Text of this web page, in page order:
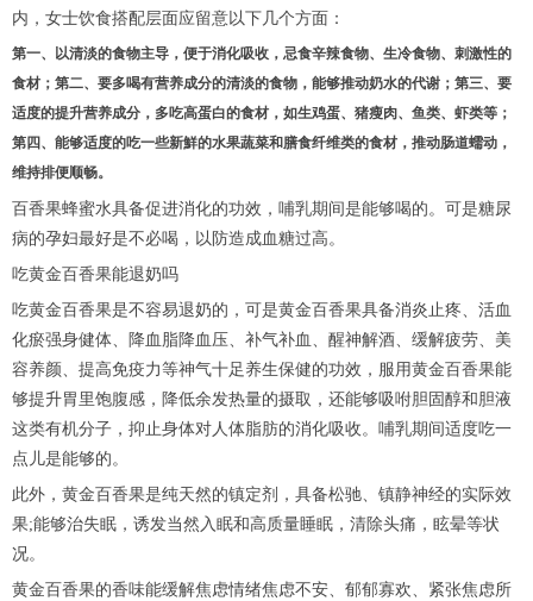
内，女士饮食搭配层面应留意以下几个方面：
第一、以清淡的食物主导，便于消化吸收，忌食辛辣食物、生冷食物、刺激性的
食材； 第二、要多喝有营养成分的清淡的食物，能够推动奶水的代谢； 第三、要
适度的提升营养成分，多吃高蛋白的食材，如生鸡蛋、猪瘦肉、鱼类、虾类等；
第四、能够适度的吃一些新鮮的水果蔬菜和膳食纤维类的食材，推动肠道蠕动，
维持排便顺畅。
百香果蜂蜜水具备促进消化的功效，哺乳期间是能够喝的。可是糖尿
病的孕妇最好是不必喝，以防造成血糖过高。
吃黄金百香果能退奶吗
吃黄金百香果是不容易退奶的，可是黄金百香果具备消炎止疼、活血
化瘀强身健体、降血脂降血压、补气补血、醒神解酒、缓解疲劳、美
容养颜、提高免疫力等神气十足养生保健的功效，服用黄金百香果能
够提升胃里饱腹感，降低余发热量的摄取，还能够吸咐胆固醇和胆液
这类有机分子，抑止身体对人体脂肪的消化吸收。哺乳期间适度吃一
点儿是能够的。
此外，黄金百香果是纯天然的镇定剂，具备松驰、镇静神经的实际效
果;能够治失眠，诱发当然入眠和高质量睡眠，清除头痛，眩晕等状
况。
黄金百香果的香味能缓解焦虑情绪焦虑不安、郁郁寡欢、紧张焦虑所